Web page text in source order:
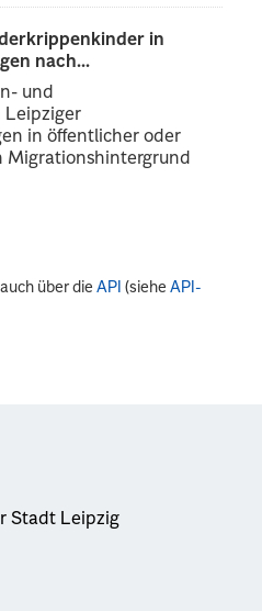
in
nach...
und
Leipziger
in öffentlicher oder
Migrationshintergrund
über dieAPI (sieheAPI-
Stadt Leipzig